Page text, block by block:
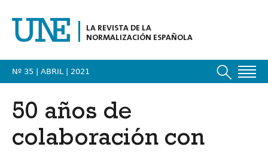
LA REVISTA DE LA
NORMALIZACIÓN ESPAÑOLA
Nº 35 | ABRIL| 2021
50 años de
colaboración con